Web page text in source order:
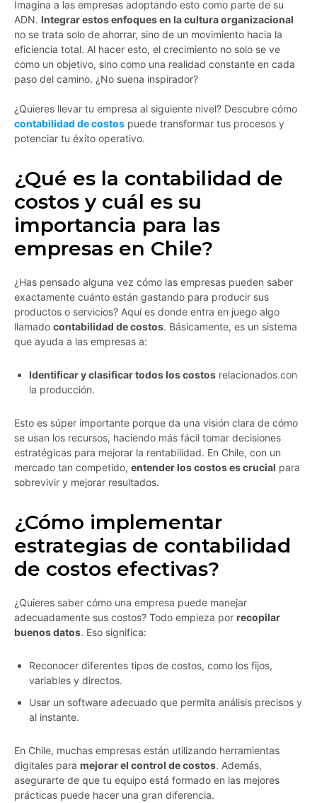
Imagina a las empresas adoptando esto como parte de su
ADN. Integrar estos enfoques en la cultura organizacional
no se trata solo de ahorrar, sino de un movimiento hacia la
eficiencia total. Al hacer esto, el crecimiento no solo se ve
como un objetivo, sino como una realidad constante en cada
paso del camino. ¿No suena inspirador?
¿Quieres llevar tu empresa al siguiente nivel? Descubre cómo
contabilidad de costos puede transformar tus procesos y
potenciar tu éxito operativo.
¿Qué es la contabilidad de
costos y cuál es su
importancia para las
empresas en Chile?
¿Has pensado alguna vez cómo las empresas pueden saber
exactamente cuánto están gastando para producir sus
productos o servicios? Aquí es donde entra en juego algo
llamado contabilidad de costos. Básicamente, es un sistema
que ayuda a las empresas a:
Identificar y clasificar todos los costos relacionados con
la producción.
Esto es súper importante porque da una visión clara de cómo
se usan los recursos, haciendo más fácil tomar decisiones
estratégicas para mejorar la rentabilidad. En Chile, con un
mercado tan competido, entender los costos es crucial para
sobrevivir y mejorar resultados.
¿Cómo implementar
estrategias de contabilidad
de costos efectivas?
¿Quieres saber cómo una empresa puede manejar
adecuadamente sus costos? Todo empieza por recopilar
buenos datos. Eso significa:
Reconocer diferentes tipos de costos, como los fijos,
variables y directos.
Usar un software adecuado que permita análisis precisos y
al instante.
En Chile, muchas empresas están utilizando herramientas
digitales para mejorar el control de costos. Además,
asegurarte de que tu equipo está formado en las mejores
prácticas puede hacer una gran diferencia.